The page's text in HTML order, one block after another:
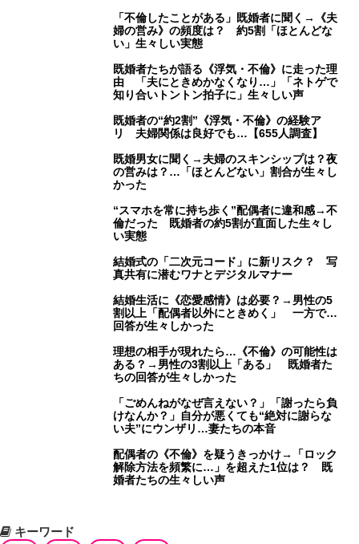
「不倫したことがある」既婚者に聞く→《夫
婦の営み》の頻度は？ 約5割「ほとんどな
い」生々しい実態
既婚者たちが語る《浮気・不倫》に走った理
由 「夫にときめかなくなり…」「ネトゲで
知り合いトントン拍子に」生々しい声
既婚者の“約2割”《浮気・不倫》の経験ア
リ 夫婦関係は良好でも…【655人調査】
既婚男女に聞く→夫婦のスキンシップは？夜
の営みは？…「ほとんどない」割合が生々し
かった
“スマホを常に持ち歩く”配偶者に違和感→不
倫だった 既婚者の約5割が直面した生々し
い実態
結婚式の「二次元コード」に新リスク？ 写
真共有に潜むワナとデジタルマナー
結婚生活に《恋愛感情》は必要？→男性の5
割以上「配偶者以外にときめく」 一方で…
回答が生々しかった
理想の相手が現れたら…《不倫》の可能性は
ある？→男性の3割以上「ある」 既婚者た
ちの回答が生々しかった
「ごめんねがなぜ言えない？」「謝ったら負
けなんか？」自分が悪くても“絶対に謝らな
い夫”にウンザリ…妻たちの本音
配偶者の《不倫》を疑うきっかけ→「ロック
解除方法を頻繁に…」を超えた1位は？ 既
婚者たちの生々しい声
キーワード